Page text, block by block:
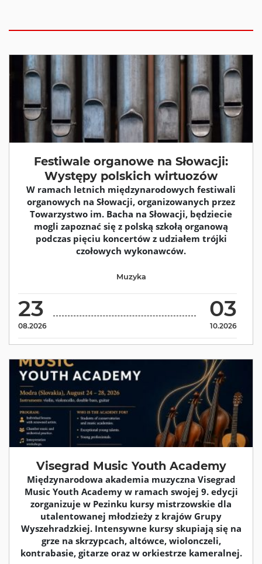
Festiwale organowe na Słowacji:
Występy polskich wirtuozów
W ramach letnich międzynarodowych festiwali
organowych na Słowacji, organizowanych przez
Towarzystwo im. Bacha na Słowacji, będziecie
mogli zapoznać się z polską szkołą organową
podczas pięciu koncertów z udziałem trójki
czołowych wykonawców.
23
08.2026
03
10.2026
Muzyka
Visegrad Music Youth Academy
Międzynarodowa akademia muzyczna Visegrad
Music Youth Academy w ramach swojej 9. edycji
zorganizuje w Pezinku kursy mistrzowskie dla
utalentowanej młodzieży z krajów Grupy
Wyszehradzkiej. Intensywne kursy skupiają się na
grze na skrzypcach, altówce, wiolonczeli,
kontrabasie, gitarze oraz w orkiestrze kameralnej.